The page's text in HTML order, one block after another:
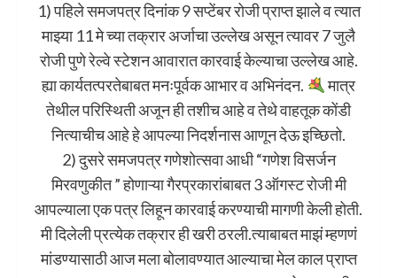
1) पहिले समजपत्र दिनांक 9 सप्टेंबर रोजी प्राप्त झाले व त्यात
माझ्या 11 मे च्या तक्रार अर्जाचा उल्लेख असून त्यावर 7 जुलै
रोजी पुणे रेल्वे स्टेशन आवारात कारवाई केल्याचा उल्लेख आहे.
ह्या कार्यतत्परतेबाबत मनःपूर्वक आभार व अभिनंदन.
मात्र
तेथील परिस्थिती अजून ही तशीच आहे व तेथे वाहतूक कोंडी
नित्याचीच आहे हे आपल्या निदर्शनास आणून देऊ इच्छितो.
2) दुसरे समजपत्र गणेशोत्सवा आधी “गणेश विसर्जन
मिरवणुकीत ” होणाऱ्या गैरप्रकारांबाबत 3 ऑगस्ट रोजी मी
आपल्याला एक पत्र लिहून कारवाई करण्याची मागणी केली होती.
मी दिलेली प्रत्येक तक्रार ही खरी ठरली.त्याबाबत माझं म्हणणं
मांडण्यासाठी आज मला बोलावण्यात आल्याचा मेल काल प्राप्त